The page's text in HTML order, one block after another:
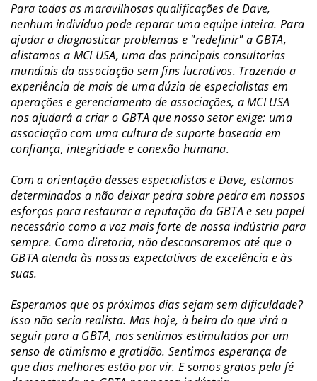
Para todas as maravilhosas qualificações de Dave,
nenhum indivíduo pode reparar uma equipe inteira. Para
ajudar a diagnosticar problemas e "redefinir" a GBTA,
alistamos a MCI USA, uma das principais consultorias
mundiais da associação sem fins lucrativos. Trazendo a
experiência de mais de uma dúzia de especialistas em
operações e gerenciamento de associações, a MCI USA
nos ajudará a criar o GBTA que nosso setor exige: uma
associação com uma cultura de suporte baseada em
confiança, integridade e conexão humana.
Com a orientação desses especialistas e Dave, estamos
determinados a não deixar pedra sobre pedra em nossos
esforços para restaurar a reputação da GBTA e seu papel
necessário como a voz mais forte de nossa indústria para
sempre. Como diretoria, não descansaremos até que o
GBTA atenda às nossas expectativas de excelência e às
suas.
Esperamos que os próximos dias sejam sem dificuldade?
Isso não seria realista. Mas hoje, à beira do que virá a
seguir para a GBTA, nos sentimos estimulados por um
senso de otimismo e gratidão. Sentimos esperança de
que dias melhores estão por vir. E somos gratos pela fé